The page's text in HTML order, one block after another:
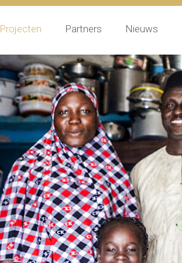
Projecten Partners Nieuws